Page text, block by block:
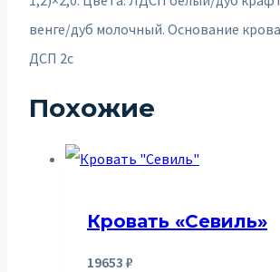
венге/дуб молочный. Основание
ДСП 2с
Похожие
Кровать «Севиль»
19653 ₽